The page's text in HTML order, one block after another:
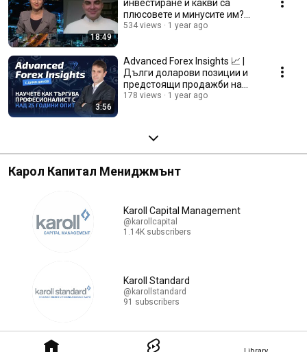
18:49
инвестиране и какви са
плюсовете и минусите им?
Панайот Пощов за Bloomber
534 views 1 year ago
3:56
Advanced Forex Insights 📈 |
Дълги доларови позиции и
предстоящи продажби на
йени : | 20.11.2024
178 views 1 year ago
Карол Капитал Мениджмънт
Karoll Capital Management
@karollcapital
1.14K subscribers
Karoll Standard
@karollstandard
91 subscribers